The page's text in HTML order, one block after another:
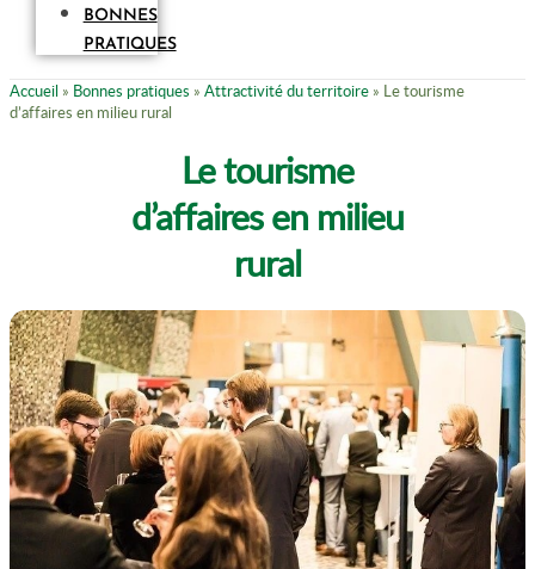
BONNES
PRATIQUES
Accueil » Bonnes pratiques » Attractivité du territoire » Le tourisme
d’affaires en milieu rural
Le tourisme
d’affaires en milieu
rural